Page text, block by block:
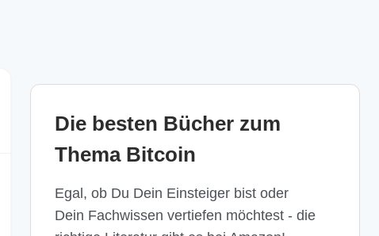
Die besten Bücher zum
Thema Bitcoin
Egal, ob Du Dein Einsteiger bist oder
Dein Fachwissen vertiefen möchtest - die